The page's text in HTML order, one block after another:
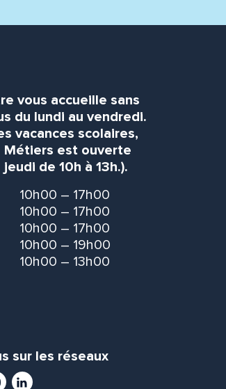
vous accueille sans
du lundi au vendredi.
vacances scolaires,
Métiers est ouverte
de 10h à 13h.).
10h00 – 17h00
10h00 – 17h00
10h00 – 17h00
10h00 – 19h00
10h00 – 13h00
sur les réseaux
LinkedIn